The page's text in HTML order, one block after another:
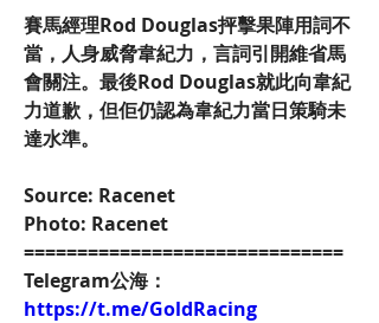
賽馬經理Rod Douglas抨擊果陣用詞不
當，人身威脅韋紀力，言詞引開維省馬
會關注。最後Rod Douglas就此向韋紀
力道歉，但佢仍認為韋紀力當日策騎未
達水準。
Source: Racenet
Photo: Racenet
==============================
Telegram公海：
https://t.me/GoldRacing